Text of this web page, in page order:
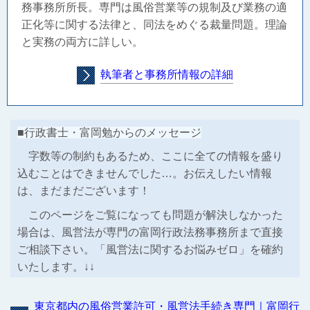
務事務所所長。 専門は風俗営業等の規制及び業務の適
正化等に関する法律と、同法をめぐる裁量問題。理論
と実務の両方に詳しい。
執筆者と事務所情報の詳細
■行政書士・富岡勉からのメッセージ
字数等の制約もあるため、ここに全ての情報を盛り
込むことはできませんでした…。お伝えしたい情報
は、まだまだございます！
このページをご覧になっても問題が解決しなかった
場合は、風営法が専門の富岡行政法務事務所まで直接
ご相談下さい。「風営法に関するお悩みゼロ」を確約
いたします。↓↓
東京都内の風俗営業許可・風営法手続き専門｜富岡行